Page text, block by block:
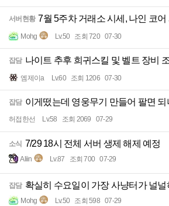
서버현황 7월 5주차 거래소 시세, 나인 코어
Mohg Lv.50 조회 720 07-30
잡담 나이트 추후 희귀스킬 및 벨트 장비
엠제이a Lv.60 조회 1206 07-30
잡담 이게떴는데 영웅무기 만들어 팔면 되
허접한선 Lv.58 조회 2069 07-29
소식 7/29 18시 전체 서버 생제 해제 예정
Aliin Lv.87 조회 700 07-29
잡담 확실히 수요일이 가장 사냥터가 널널
Mohg Lv.50 조회 598 07-29